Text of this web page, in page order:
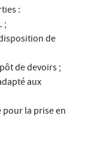
:
;
de
de devoirs ;
aux
pour la prise en